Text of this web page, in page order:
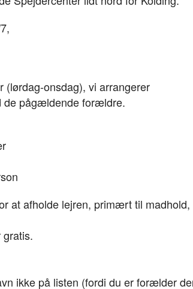
(lørdag-onsdag), vi arrangerer
de pågældende forældre.
at afholde lejren, primært til madhold,
ikke på listen (fordi du er forælder